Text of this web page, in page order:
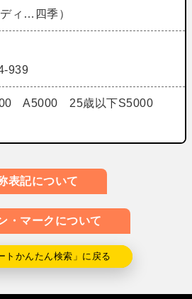
ィ…四季）
939
A5000 25歳以下S5000
表記について
・マークについて
トかんたん検索」に戻る